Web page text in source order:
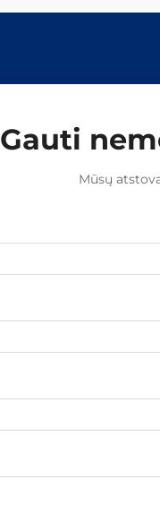
Gauti
Mūsų